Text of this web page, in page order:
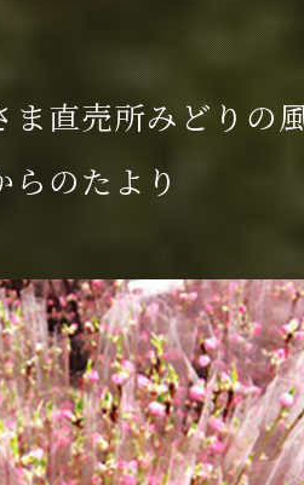
ま直売所みどりの
らのたより